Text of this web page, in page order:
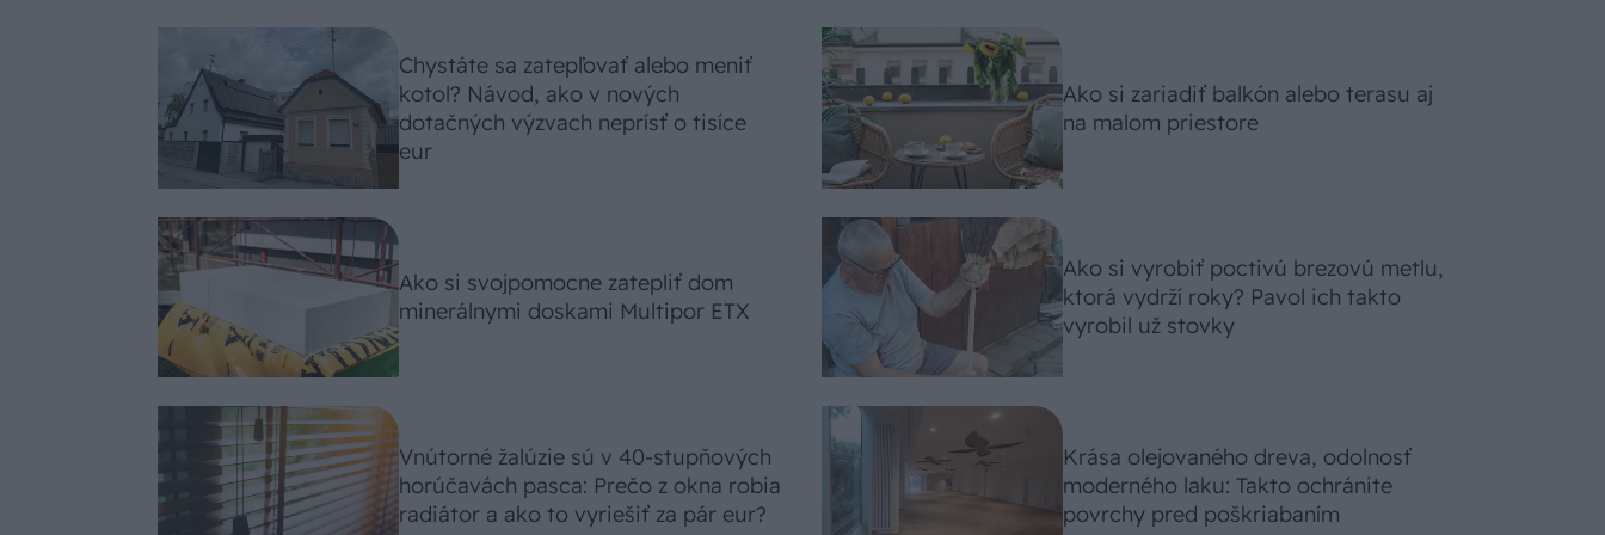
Chystáte sa zatepľovať alebo meniť
kotol? Návod, ako v nových
dotačných výzvach neprísť o tisíce
eur
Ako si svojpomocne zatepliť dom
minerálnymi doskami Multipor ETX
Vnútorné žalúzie sú v 40-stupňových
horúčavách pasca: Prečo z okna robia
radiátor a ako to vyriešiť za pár eur?
Ako si zariadiť balkón alebo terasu aj
na malom priestore
Ako si vyrobiť poctivú brezovú metlu,
ktorá vydrží roky? Pavol ich takto
vyrobil už stovky
Krása olejovaného dreva, odolnosť
moderného laku: Takto ochránite
povrchy pred poškriabaním